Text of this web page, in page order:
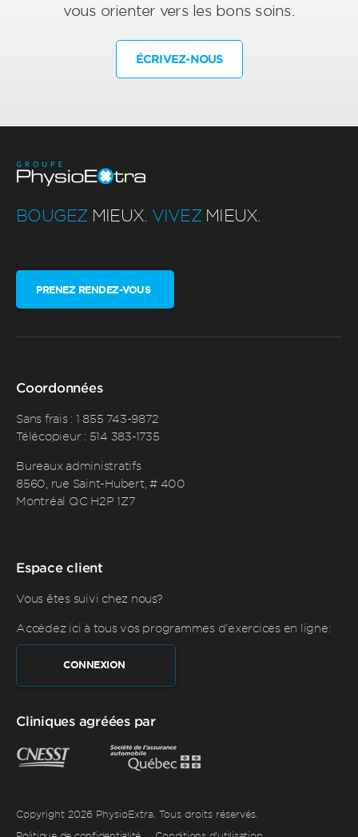
vous orienter vers les bons soins.
ÉCRIVEZ-NOUS
BOUGEZ MIEUX. VIVEZ MIEUX.
PRENEZ RENDEZ-VOUS
Coordonnées
Sans frais : 1 855 743-9872
Télécopieur : 514 383-1735
Bureaux administratifs
8560, rue Saint-Hubert, # 400
Montréal QC H2P 1Z7
Espace client
Vous êtes suivi chez nous?
Accédez ici à tous vos programmes d'exercices en ligne:
CONNEXION
Cliniques agréées par
Copyright 2026 PhysioExtra. Tous droits réservés.